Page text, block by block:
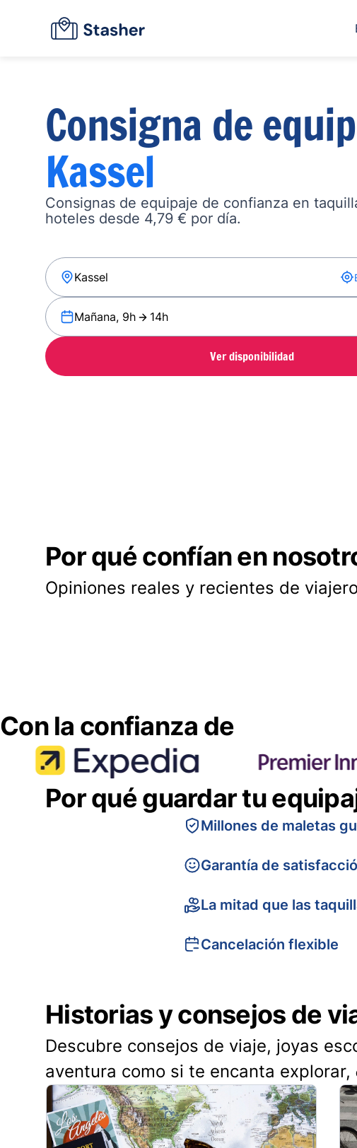
Consigna de
Kassel
Consignas de equipaje de confianza en
hoteles desde 4,79 € por día.
Mañana, 9h 14h
Ver disponibilidad
Por qué confían en
Opiniones reales y recientes de
Con la confianza de
Por qué guardar tu
Millones de maletas
Garantía de
La mitad que las
Cancelación flexible
Historias y consejos de
Descubre consejos de viaje, joyas
aventura como si te encanta explorar,